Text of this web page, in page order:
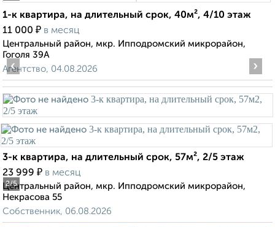
1-к квартира, на длительный срок, 40м², 4/10 этаж
11 000 ₽ в месяц
Центральный район, мкр. Ипподромский микрорайон,
Гоголя 39А
Агентство, 04.08.2026
2/5
‹ ›
3-к квартира, на длительный срок, 57м², 2/5 этаж
23 999 ₽ в месяц
Центральный район, мкр. Ипподромский микрорайон,
Некрасова 55
Собственник, 06.08.2026